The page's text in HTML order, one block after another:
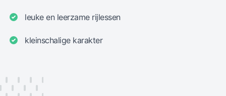
leuke en leerzame rijlessen
kleinschalige karakter